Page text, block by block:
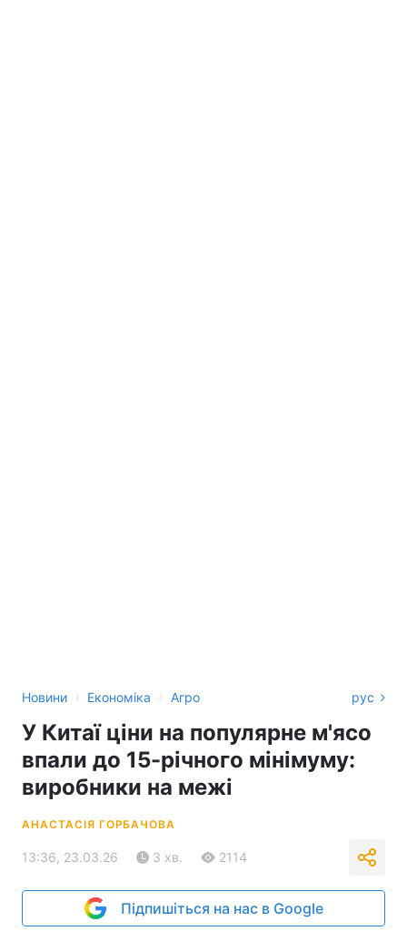
Новини › Економіка › Агро рус
У Китаї ціни на популярне м'ясо
впали до 15-річного мінімуму:
виробники на межі
АНАСТАСІЯ ГОРБАЧОВА
13:36, 23.03.26 3 хв. 2114
Підпишіться на нас в Google